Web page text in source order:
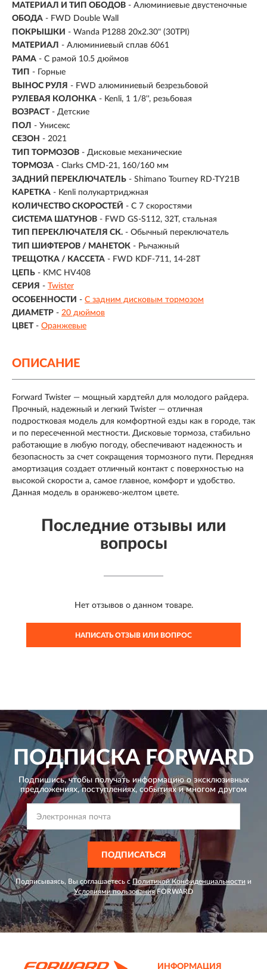
МАТЕРИАЛ И ТИП ОБОДОВ - Алюминиевые двустеночные
ОБОДА - FWD Double Wall
ПОКРЫШКИ - Wanda P1288 20x2.30" (30TPI)
МАТЕРИАЛ - Алюминиевый сплав 6061
РАМА - С рамой 10.5 дюймов
ТИП -
Горные
ВЫНОС РУЛЯ - FWD алюминиевый безрезьбовой
РУЛЕВАЯ КОЛОНКА - Kenli, 1 1/8'', резьбовая
ВОЗРАСТ - Детские
ПОЛ - Унисекс
СЕЗОН - 2021
ТИП ТОРМОЗОВ - Дисковые механические
ТОРМОЗА - Clarks CMD-21, 160/160 мм
ЗАДНИЙ ПЕРЕКЛЮЧАТЕЛЬ - Shimano Tourney RD-TY21B
КАРЕТКА - Kenli полукартриджная
КОЛИЧЕСТВО СКОРОСТЕЙ - С 7 скоростями
СИСТЕМА ШАТУНОВ - FWD GS-S112, 32T, стальная
ТИП ПЕРЕКЛЮЧАТЕЛЯ СК. - Обычный переключатель
ТИП ШИФТЕРОВ / МАНЕТОК - Рычажный
ТРЕЩОТКА / КАССЕТА - FWD KDF-711, 14-28T
ЦЕПЬ - KMC HV408
СЕРИЯ - Twister
ОСОБЕННОСТИ - С задним дисковым тормозом
ДИАМЕТР - 20 дюймов
ЦВЕТ - Оранжевые
ОПИСАНИЕ
Forward Twister — мощный хардтейл для молодого райдера.
Прочный, надежный и легкий Twister — отличная
подростковая модель для комфортной езды как в городе, так
и по пересеченной местности. Дисковые тормоза, стабильно
работающие в любую погоду, обеспечивают надежность и
безопасность за счет сокращения тормозного пути. Передняя
амортизация создает отличный контакт с поверхностью на
высокой скорости а, самое главное, комфорт и удобство.
Данная модель в оранжево-желтом цвете.
Последние отзывы или
вопросы
Нет отзывов о данном товаре.
НАПИСАТЬ ОТЗЫВ ИЛИ ВОПРОС
ПОДПИСКАFORWARD
Подпишись, чтобы получать информацию о эксклюзивных
предложениях,поступлениях, событиях и многом другом
ПОДПИСАТЬСЯ
Подписываясь, Вы соглашаетесь с Политикой Конфиденциальности и
Условиями пользованияFORWARD
ИНФОРМАЦИЯ